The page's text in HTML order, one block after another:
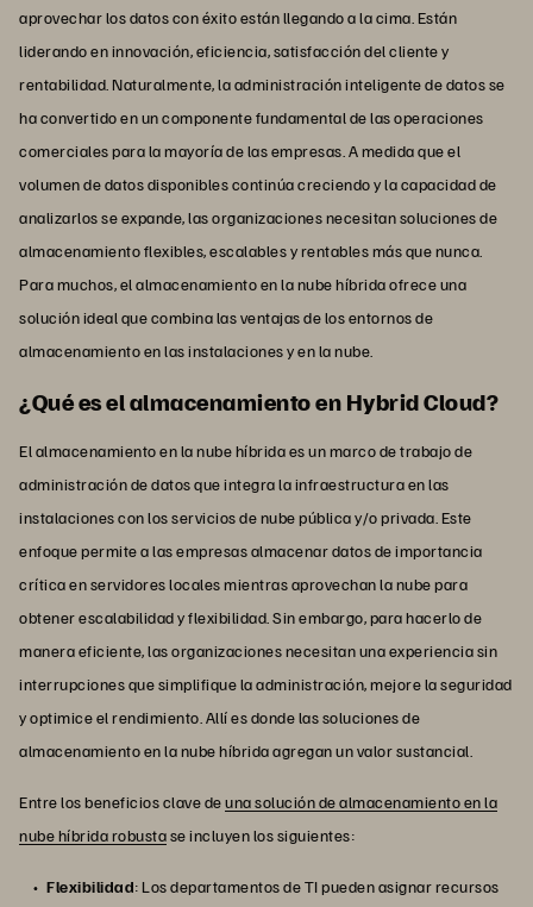
aprovechar los datos con éxito están llegando a la cima. Están
liderando en innovación, eficiencia, satisfacción del cliente y
rentabilidad. Naturalmente, la administración inteligente de datos se
ha convertido en un componente fundamental de las operaciones
comerciales para la mayoría de las empresas. A medida que el
volumen de datos disponibles continúa creciendo y la capacidad de
analizarlos se expande, las organizaciones necesitan soluciones de
almacenamiento flexibles, escalables y rentables más que nunca.
Para muchos, el almacenamiento en la nube híbrida ofrece una
solución ideal que combina las ventajas de los entornos de
almacenamiento en las instalaciones y en la nube.
¿Qué es el almacenamiento en Hybrid Cloud?
El almacenamiento en la nube híbrida es un marco de trabajo de
administración de datos que integra la infraestructura en las
instalaciones con los servicios de nube pública y/o privada. Este
enfoque permite a las empresas almacenar datos de importancia
crítica en servidores locales mientras aprovechan la nube para
obtener escalabilidad y flexibilidad. Sin embargo, para hacerlo de
manera eficiente, las organizaciones necesitan una experiencia sin
interrupciones que simplifique la administración, mejore la seguridad
y optimice el rendimiento. Allí es donde las soluciones de
almacenamiento en la nube híbrida agregan un valor sustancial.
Entre los beneficios clave deuna solución de almacenamiento en la
nube híbrida robustase incluyen los siguientes:
Flexibilidad: Los departamentos de TI pueden asignar recursos